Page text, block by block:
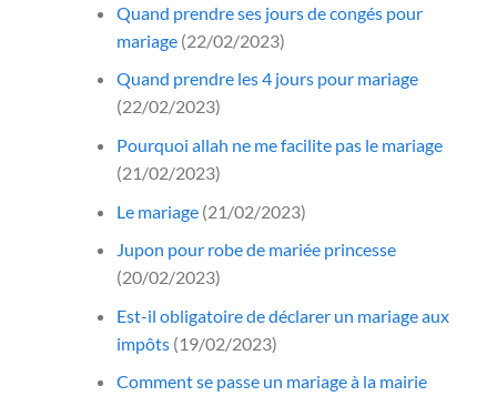
Quand prendre ses jours de congés pour
mariage(22/02/2023)
Quand prendre les 4 jours pour mariage
(22/02/2023)
Pourquoi allah ne me facilite pas le mariage
(21/02/2023)
Le mariage(21/02/2023)
Jupon pour robe de mariée princesse
(20/02/2023)
Est-il obligatoire de déclarer un mariage aux
impôts(19/02/2023)
Comment se passe un mariage à la mairie